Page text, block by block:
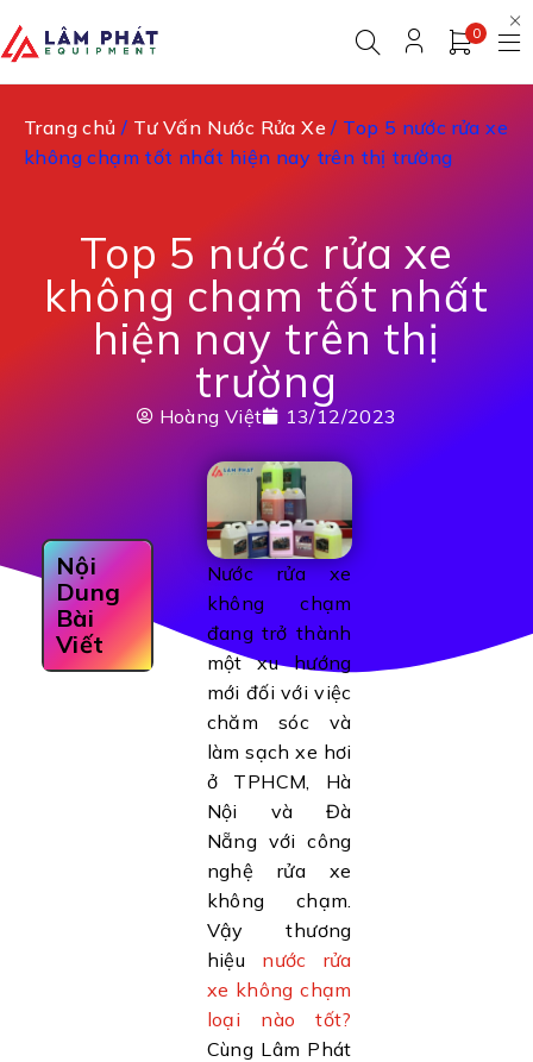
0
Trang chủ / Tư Vấn Nước Rửa Xe / Top 5 nước rửa xe
không chạm tốt nhất hiện nay trên thị trường
Top 5 nước rửa xe
không chạm tốt nhất
hiện nay trên thị
trường
Hoàng Việt 13/12/2023
Nội
Dung
Bài
Viết
Nước rửa xe
không chạm
đang trở thành
một xu hướng
mới đối với việc
chăm sóc và
làm sạch xe hơi
ở TPHCM, Hà
Nội và Đà
Nẵng với công
nghệ rửa xe
không chạm.
Vậy thương
hiệu nước rửa
xe không chạm
loại nào tốt?
Cùng Lâm Phát